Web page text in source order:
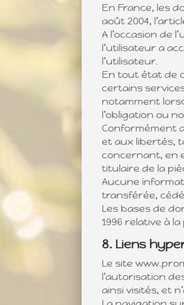
En France, les
août 2004,
A l’occasion de
l’utilisateur a
l’utilisateur.
En tout état de
certains
notamment
l’obligation ou
Conformément
et aux libertés,
concernant, en
titulaire de la
Aucune
transférée,
Les bases de
1996 relative à
8. Liens
Le site
l’autorisation
ainsi visités, et